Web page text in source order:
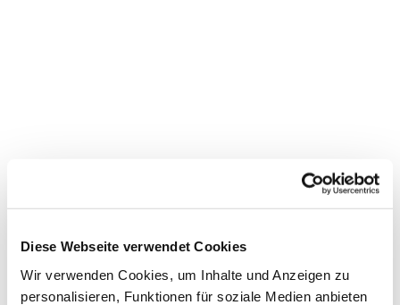
Diese Webseite verwendet Cookies
Wir verwenden Cookies, um Inhalte und Anzeigen zu
personalisieren, Funktionen für soziale Medien anbieten